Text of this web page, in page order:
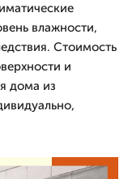
влажности,
Стоимость
и
дома из